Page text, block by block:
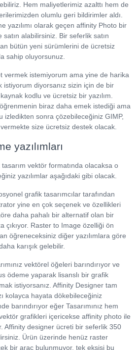
Hem maliyetlerimiz azalttı hem de
olumlu geri bildirimler aldı.
yazılımı olarak geçen affinity Photo bir
alabilirsiniz. Bir seferlik satın
bütün yeni sürümlerini de ücretsiz
sahip oluyorsunuz.
vermek istemiyorum ama yine de harika
istiyorum diyorsanız sizin için de bir
kodlu ve ücretsiz bir yazılım.
biraz daha emek istediği ama
izledikten sonra çözebileceğiniz GIMP,
size ücretsiz destek olacak.
yazılımları
tasarım vektör formatında olacaksa o
yazılımlar aşağıdaki gibi olacak.
grafik tasarımcılar tarafından
yine en çok seçenek ve özellikleri
daha pahalı bir alternatif olan bir
çıkıyor. Raster to Image özelliği ön
öğreneceksiniz diğer yazılımlara göre
karışık gelebilir.
vektörel öğeleri barındırıyor ve
ödeme yaparak lisanslı bir grafik
istiyorsanız. Affinity Designer tam
kolayca hayata dökebileceğiniz
barındırıyor eğer Tasarımınız hem
grafikleri içericekse affinity photo ile
Affinity designer ücreti bir seferlik 350
Ürün üzerinde henüz raster
bir araç bulunmuyor, tek eksisi bu